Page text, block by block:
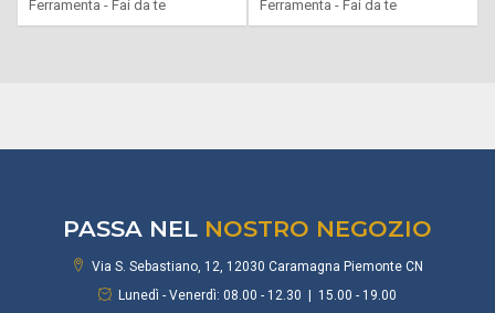
Ferramenta - Fai da te Ferramenta - Fai da te
PASSA NEL NOSTRO NEGOZIO
Via S. Sebastiano, 12, 12030 Caramagna Piemonte CN
Lunedì - Venerdì: 08.00 - 12.30 | 15.00 - 19.00